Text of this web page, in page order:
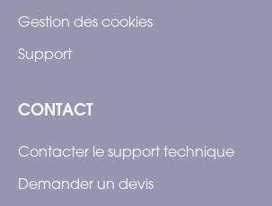
Gestion des cookies
Support
CONTACT
Contacter le support technique
Demander un devis